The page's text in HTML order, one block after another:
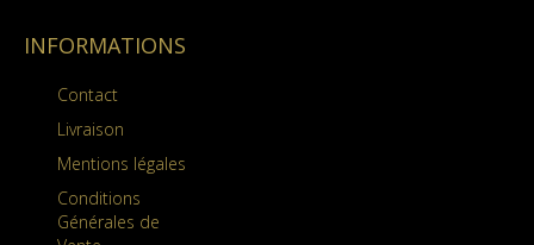
INFORMATIONS
Contact
Livraison
Mentions légales
Conditions
Générales de